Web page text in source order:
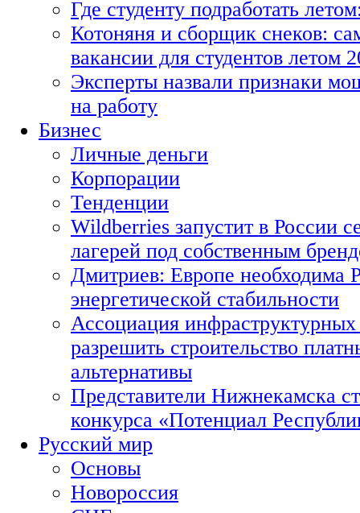
Где студенту подработать
Котоняня и сборщик снеков:
вакансии для студентов летом
Эксперты назвали признаки
на работу
Бизнес
Личные деньги
Корпорации
Тенденции
Wildberries запустит в России
лагерей под собственным
Дмитриев: Европе необходима
энергетической стабильности
Ассоциация
разрешить строительство
альтернативы
Представители Нижнекамска
конкурса «Потенциал
Русский мир
Основы
Новороссия